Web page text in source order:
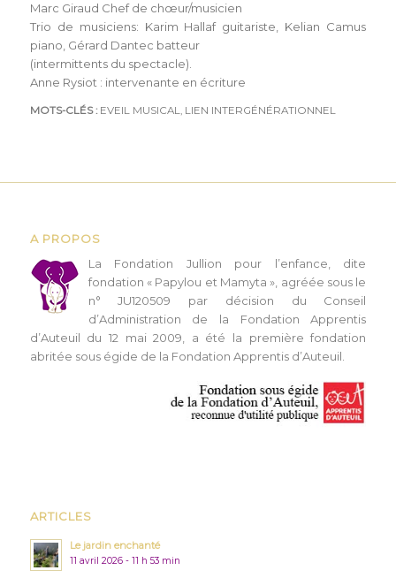
Marc Giraud Chef de chœur/musicien
Trio de musiciens: Karim Hallaf guitariste, Kelian Camus
piano, Gérard Dantec batteur
(intermittents du spectacle).
Anne Rysiot : intervenante en écriture
MOTS-CLÉS : EVEIL MUSICAL, LIEN INTERGÉNÉRATIONNEL
A PROPOS
La Fondation Jullion pour l’enfance, dite
fondation « Papylou et Mamyta », agréée sous le
n° JU120509 par décision du Conseil
d’Administration de la Fondation Apprentis
d’Auteuil du 12 mai 2009, a été la première fondation
abritée sous égide de la Fondation Apprentis d’Auteuil.
ARTICLES
Le jardin enchanté
11 avril 2026 - 11 h 53 min